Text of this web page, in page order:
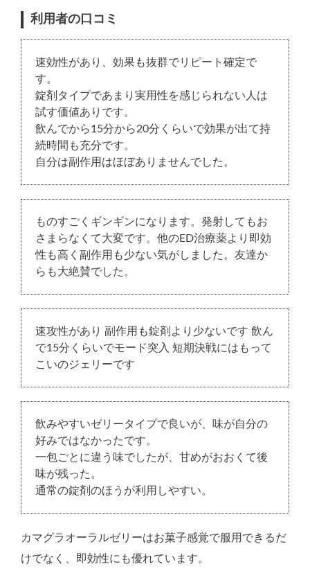
利用者の口コミ
速効性があり、効果も抜群でリピート確定で
す。
錠剤タイプであまり実用性を感じられない人は
試す価値ありです。
飲んでから15分から20分くらいで効果が出て持
続時間も充分です。
自分は副作用はほぼありませんでした。
ものすごくギンギンになります。発射してもお
さまらなくて大変です。他のED治療薬より即効
性も高く副作用も少ない気がしました。友達か
らも大絶賛でした。
速攻性があり 副作用も錠剤より少ないです 飲ん
で15分くらいでモード突入 短期決戦にはもって
こいのジェリーです
飲みやすいゼリータイプで良いが、味が自分の
好みではなかったです。
一包ごとに違う味でしたが、甘めがおおくて後
味が残った。
通常の錠剤のほうが利用しやすい。
カマグラオーラルゼリーはお菓子感覚で服用できるだ
けでなく、即効性にも優れています。